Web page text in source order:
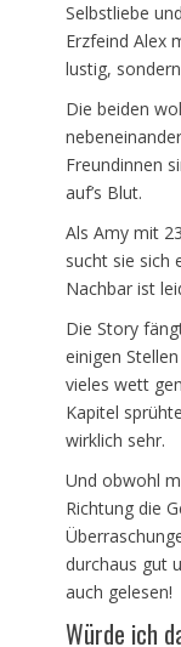
Selbstliebe
Erzfeind Alex
lustig,
Die beiden
Freundinnen
auf’s Blut.
Als Amy mit
sucht sie sich
Nachbar ist
Die Story
einigen
vieles wett
Kapitel
wirklich sehr.
Und obwohl
Richtung die
durchaus gut
auch gelesen!
Würde ich